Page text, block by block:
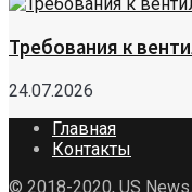
Требования к
24.07.2026
Главная
Контакты
© 2018-2020, US